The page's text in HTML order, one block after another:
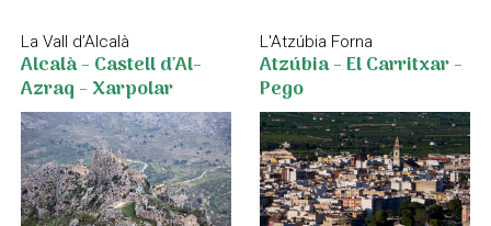
La Vall d’Alcalà
Alcalà - Castell d'Al-
Azraq - Xarpolar
L'Atzúbia Forna
Atzúbia - El Carritxar -
Pego